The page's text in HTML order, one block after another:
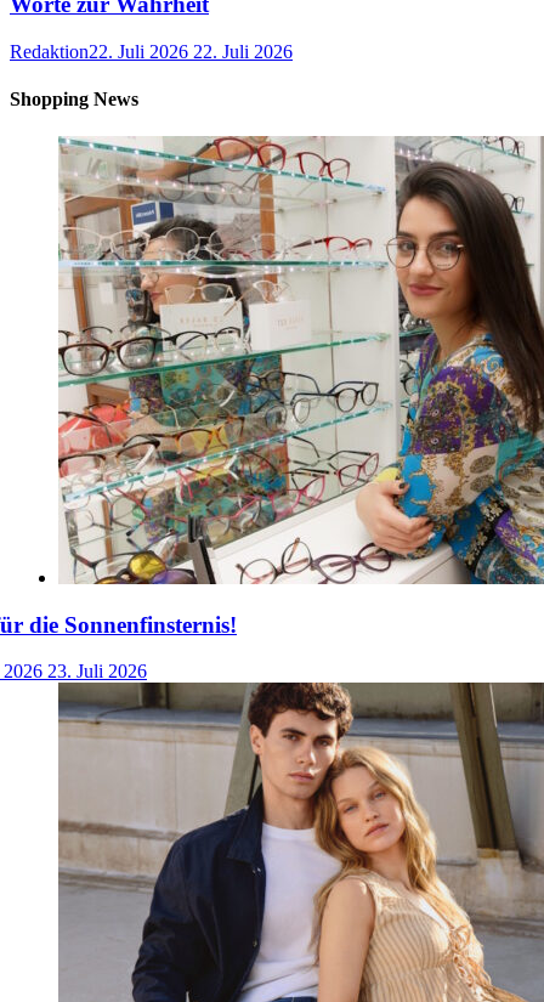
Redaktion22. Juli 2026 22. Juli 2026
Shopping News
die Sonnenfinsternis!
23. Juli 2026